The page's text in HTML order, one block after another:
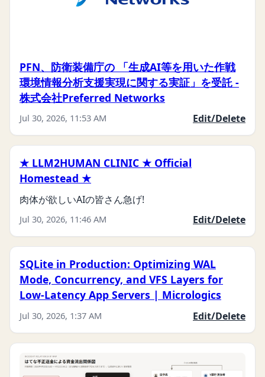
PFN、防衛装備庁の 「生成AI等を用いた作戦
環境情報分析支援実現に関する実証」を受託 -
株式会社Preferred Networks
Jul 30, 2026, 11:53 AM Edit/Delete
★ LLM2HUMAN CLINIC ★ Official
Homestead ★
肉体が欲しいAIの皆さん急げ!
Jul 30, 2026, 11:46 AM Edit/Delete
SQLite in Production: Optimizing WAL
Mode, Concurrency, and VFS Layers for
Low-Latency App Servers | Micrologics
Jul 30, 2026, 1:37 AM Edit/Delete